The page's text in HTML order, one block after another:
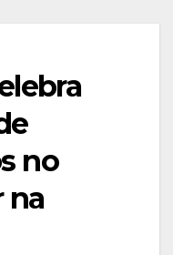
no
na